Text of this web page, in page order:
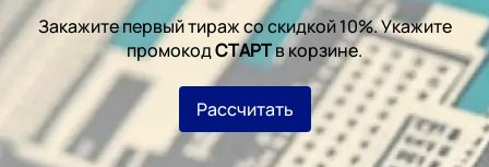
Закажите первый тираж со скидкой 10%. Укажите
промокодСТАРТв корзине.
Рассчитать